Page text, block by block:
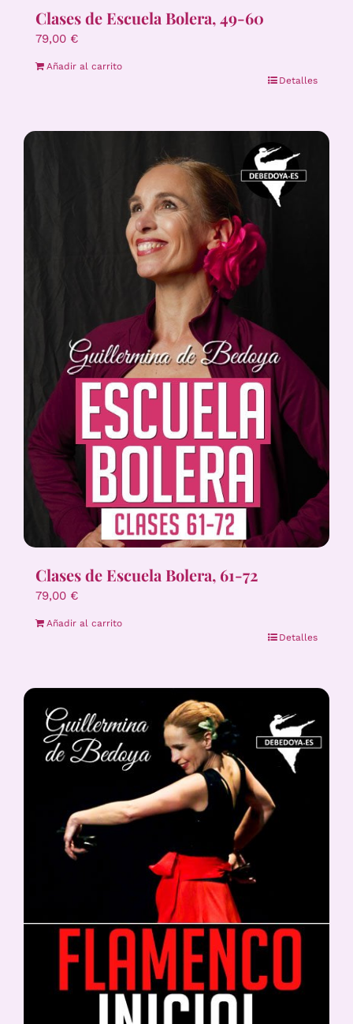
Clases de Escuela Bolera, 49-60
79,00 €
Añadir al carrito
Detalles
Clases de Escuela Bolera, 61-72
79,00 €
Añadir al carrito
Detalles